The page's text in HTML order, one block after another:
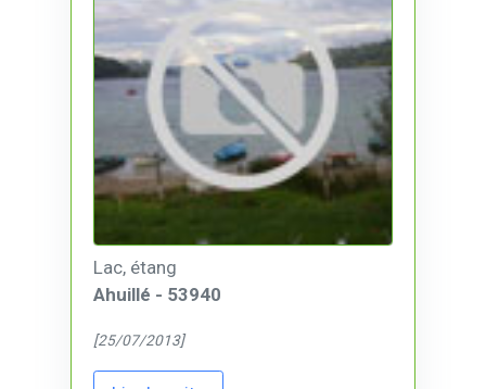
Lac, étang
Ahuillé - 53940
[25/07/2013]